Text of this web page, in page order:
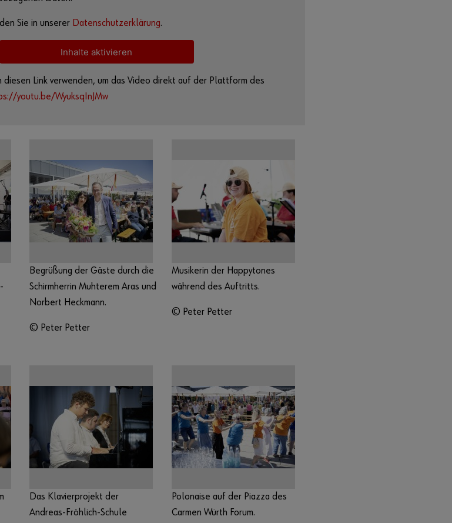
Sie in unserer Datenschutzerklärung.
Inhalte aktivieren
diesen Link verwenden, um das Video direkt auf der Plattform des
youtu.be/WyuksqInJMw
Begrüßung der Gäste durch die
Schirmherrin Muhterem Aras und
Norbert Heckmann.
© Peter Petter
Musikerin der Happytones
während des Auftritts.
© Peter Petter
Das Klavierprojekt der
Andreas-Fröhlich-Schule
Polonaise auf der Piazza des
Carmen Würth Forum.